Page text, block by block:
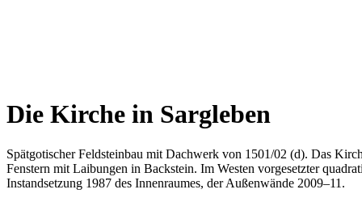
Die Kirche in Sargleben
Spätgotischer Feldsteinbau mit Dachwerk von 1501/02 (d). Das
Fenstern mit Laibungen in Backstein. Im Westen vorgesetzter
Instandsetzung 1987 des Innenraumes, der Außenwände 2009–11.